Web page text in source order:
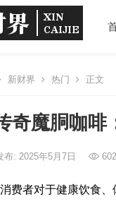
新财界 热门 正文
奇魔胴咖
布: 2025年5月7日 602
费者对于健康饮食